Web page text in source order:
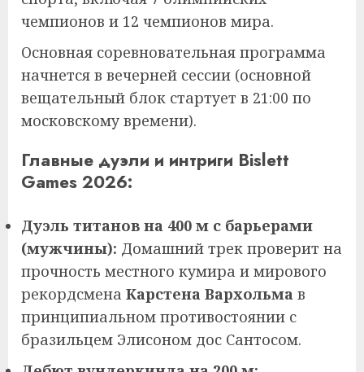
чемпионов и 12 чемпионов мира.
Основная соревновательная программа
начнется в вечерней сессии (основной
вещательный блок стартует в 21:00 по
московскому времени).
Главные дуэли и интриги Bislett
Games 2026:
Дуэль титанов на 400 м с барьерами
(мужчины): Домашний трек проверит на
прочность местного кумира и мирового
рекордсмена Карстена Вархольма в
принципиальном противостоянии с
бразильцем Элисоном дос Сантосом.